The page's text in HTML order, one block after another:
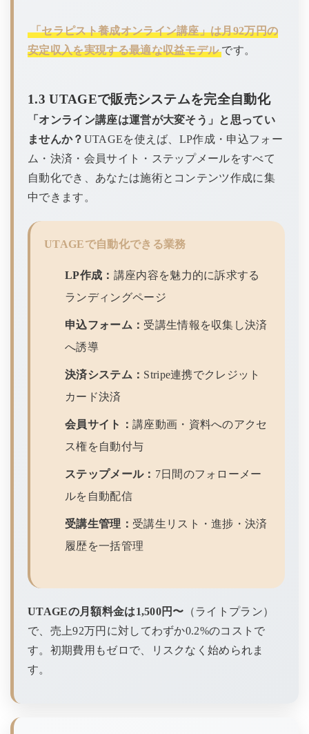
「セラピスト養成オンライン講座」は月92万円の
安定収入を実現する最適な収益モデル です。
1.3 UTAGEで販売システムを完全自動化
「オンライン講座は運営が大変そう」と思ってい
ませんか？ UTAGEを使えば、LP作成・申込フォー
ム・決済・会員サイト・ステップメールをすべて
自動化でき、あなたは施術とコンテンツ作成に集
中できます。
UTAGEで自動化できる業務
LP作成： 講座内容を魅力的に訴求する
ランディングページ
申込フォーム： 受講生情報を収集し決済
へ誘導
決済システム： Stripe連携でクレジット
カード決済
会員サイト： 講座動画・資料へのアクセ
ス権を自動付与
ステップメール： 7日間のフォローメー
ルを自動配信
受講生管理： 受講生リスト・進捗・決済
履歴を一括管理
UTAGEの月額料金は1,500円〜 （ライトプラン）
で、売上92万円に対してわずか0.2%のコストで
す。初期費用もゼロで、リスクなく始められま
す。